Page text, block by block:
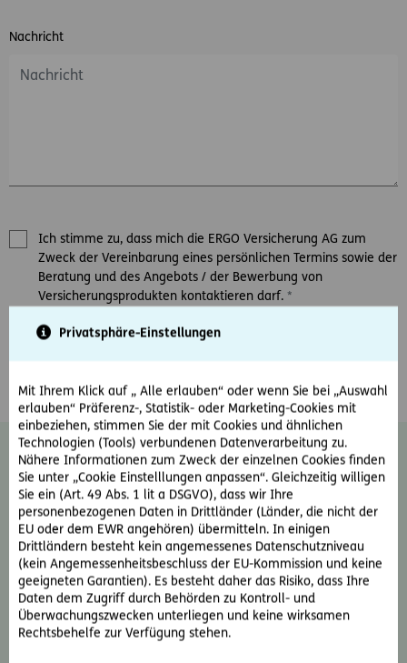
Privatsphäre-Einstellungen
Mit Ihrem Klick auf „ Alle erlauben“ oder wenn Sie bei „Auswahl
erlauben“ Präferenz-, Statistik- oder Marketing-Cookies mit
einbeziehen, stimmen Sie der mit Cookies und ähnlichen
Technologien (Tools) verbundenen Datenverarbeitung zu.
Nähere Informationen zum Zweck der einzelnen Cookies finden
Sie unter „Cookie Einstelllungen anpassen“. Gleichzeitig willigen
Sie ein (Art. 49 Abs. 1 lit a DSGVO), dass wir Ihre
personenbezogenen Daten in Drittländer (Länder, die nicht der
EU oder dem EWR angehören) übermitteln. In einigen
Drittländern besteht kein angemessenes Datenschutzniveau
(kein Angemessenheitsbeschluss der EU-Kommission und keine
geeigneten Garantien). Es besteht daher das Risiko, dass Ihre
Daten dem Zugriff durch Behörden zu Kontroll- und
Überwachungszwecken unterliegen und keine wirksamen
Rechtsbehelfe zur Verfügung stehen.
Nachricht
Ich stimme zu, dass mich die ERGO Versicherung AG zum
Zweck der Vereinbarung eines persönlichen Termins sowie der
Beratung und des Angebots / der Bewerbung von
Versicherungsprodukten kontaktieren darf. *
Ja, ich möchte den E-Mail-Newsletter der ERGO Versicherung
Diese Einwilligung kann jederzeit ohne
Angabe von Gründen durch Schreiben an
news@ergo-versicherung.at
werden. Der Widerruf wirkt für zukünftige
Kontakte. Weiter Informationen zum
Thema Datenschutz und zu Ihren Rechten
als Betroffene finden Sie im
Datenschutzinformationsblatt oder auf der
ERGO Website unter: Rechtliche Hinweise &
Datenschutz